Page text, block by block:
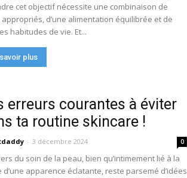
cet objectif nécessite une combinaison de
appropriés, d’une alimentation équilibrée et de
habitudes de vie. Et...
plus
erreurs courantes à éviter
ta routine skincare !
- 3 décembre 2024 0
du soin de la peau, bien qu’intimement lié à la
d’une apparence éclatante, reste parsemé d’idées